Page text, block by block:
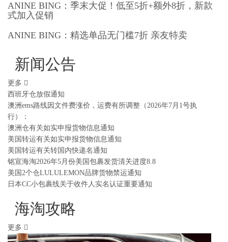
ANINE BING：季末大促！低至5折+额外8折，新款
式加入促销
ANINE BING：精选单品无门槛7折 亲友特卖
新闻公告
更多
西班牙仓放假通知
澳洲ems路线因文件费涨价，运费有所调整（2026年7月1号执
行）：
澳洲仓有关如实申报货物信息通知
美国转运有关如实申报货物信息通知
美国转运有关转国内快递名通知
铭宣海淘2026年5月份美国包裹发货清关进度8.8
美国2个仓LULULEMON品牌货物禁运通知
日本CC小包裹线关于收件人实名认证重要通知
海淘攻略
更多